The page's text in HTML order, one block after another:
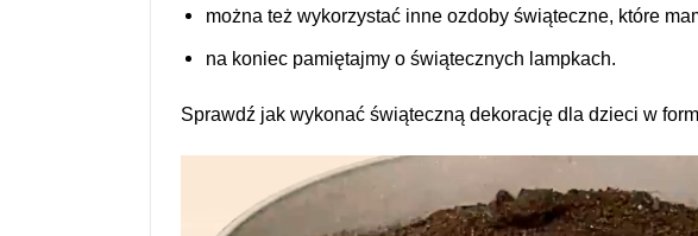
można też wykorzystać inne ozdoby świąteczne, które
na koniec pamiętajmy o świątecznych lampkach.
Sprawdź jak wykonać świąteczną dekorację dla dzieci w